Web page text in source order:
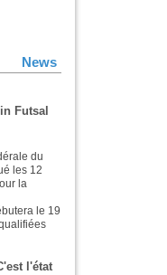
News
Futsal
du
les 12
la
le 19
l'état